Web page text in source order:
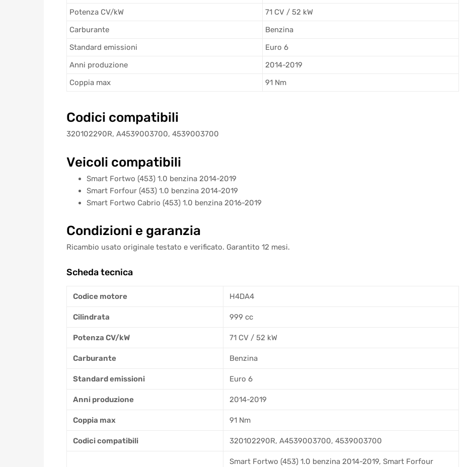
Potenza CV/kW
71 CV / 52 kW
Carburante
Benzina
Standard emissioni
Euro 6
Anni produzione
2014-2019
Coppia max
91 Nm
Codici compatibili
320102290R, A4539003700, 4539003700
Veicoli compatibili
Smart Fortwo (453) 1.0 benzina 2014-2019
Smart Forfour (453) 1.0 benzina 2014-2019
Smart Fortwo Cabrio (453) 1.0 benzina 2016-2019
Condizioni e garanzia
Ricambio usato originale testato e verificato. Garantito 12 mesi.
Scheda tecnica
Codice motore H4DA4
Cilindrata 999 cc
Potenza CV/kW 71 CV / 52 kW
Carburante Benzina
Standard emissioni Euro 6
Anni produzione 2014-2019
Coppia max 91 Nm
Codici compatibili 320102290R, A4539003700, 4539003700
Smart Fortwo (453) 1.0 benzina 2014-2019, Smart Forfour